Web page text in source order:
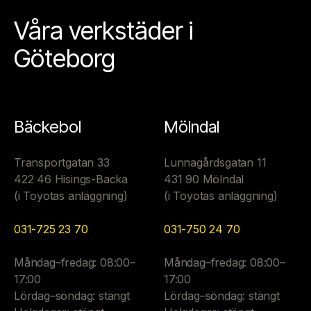
Våra verkstäder i
Göteborg
Bäckebol
Transportgatan 33
422 46 Hisings-Backa
(i Toyotas anläggning)
031-725 23 70
Måndag–fredag: 08:00–
17:00
Lördag–söndag: stängt
Mölndal
Lunnagårdsgatan 11
431 90 Mölndal
(i Toyotas anläggning)
031-750 24 70
Måndag–fredag: 08:00–
17:00
Lördag–söndag: stängt